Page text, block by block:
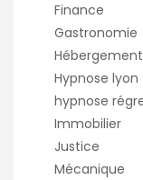
Finance
Gastronomie
Hébergement
Hypnose lyon
hypnose
Immobilier
Justice
Mécanique